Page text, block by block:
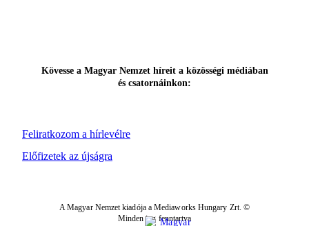
Feliratkozom a hírlevélre
Kövesse a Magyar Nemzet híreit a közösségi médiában
és csatornáinkon:
Előfizetek az újságra
A Magyar Nemzet kiadója a Mediaworks Hungary Zrt. ©
Minden jog fenntartva